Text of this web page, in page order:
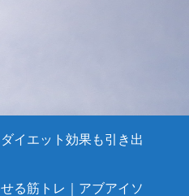
ダイエット効果も引き出
せる筋トレ｜アブアイソ